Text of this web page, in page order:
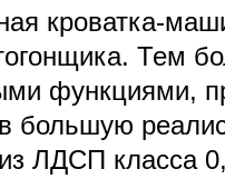
кроватка-
Тем
функциями,
большую
ЛДСП класса